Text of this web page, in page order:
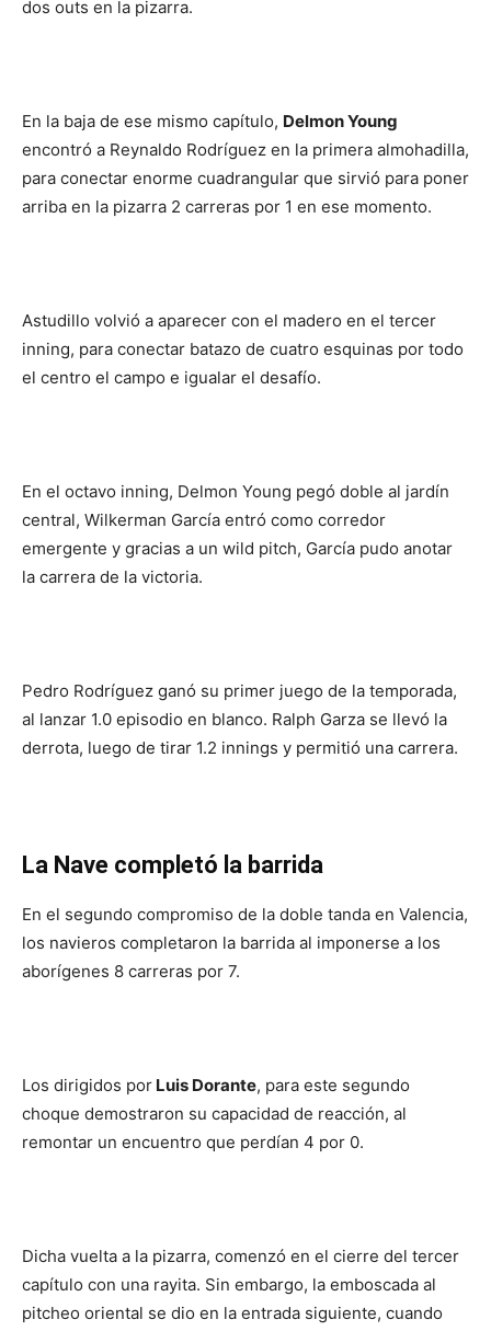
dos outs en la pizarra.
En la baja de ese mismo capítulo, Delmon Young
encontró a Reynaldo Rodríguez en la primera almohadilla,
para conectar enorme cuadrangular que sirvió para poner
arriba en la pizarra 2 carreras por 1 en ese momento.
Astudillo volvió a aparecer con el madero en el tercer
inning, para conectar batazo de cuatro esquinas por todo
el centro el campo e igualar el desafío.
En el octavo inning, Delmon Young pegó doble al jardín
central, Wilkerman García entró como corredor
emergente y gracias a un wild pitch, García pudo anotar
la carrera de la victoria.
Pedro Rodríguez ganó su primer juego de la temporada,
al lanzar 1.0 episodio en blanco. Ralph Garza se llevó la
derrota, luego de tirar 1.2 innings y permitió una carrera.
La Nave completó la barrida
En el segundo compromiso de la doble tanda en Valencia,
los navieros completaron la barrida al imponerse a los
aborígenes 8 carreras por 7.
Los dirigidos por Luis Dorante, para este segundo
choque demostraron su capacidad de reacción, al
remontar un encuentro que perdían 4 por 0.
Dicha vuelta a la pizarra, comenzó en el cierre del tercer
capítulo con una rayita. Sin embargo, la emboscada al
pitcheo oriental se dio en la entrada siguiente, cuando